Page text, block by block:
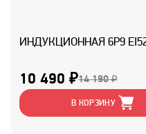
ИНДУКЦИОННАЯ 6P9
10 490 ₽14 190 ₽
В КОРЗИНУ